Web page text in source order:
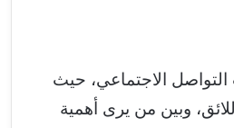
الاجتماعي، حيث
وبين من يرى أهمية